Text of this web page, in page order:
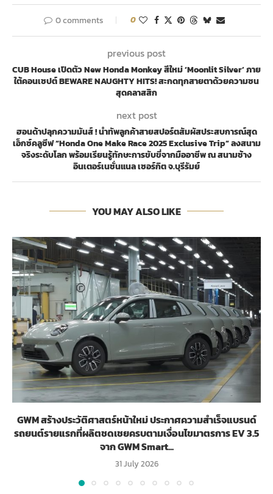
0 comments 0
previous post
CUB House เปิดตัว New Honda Monkey สีใหม่ ‘Moonlit Silver’ ภาย
ใต้คอนเซปต์ BEWARE NAUGHTY HITS! สะกดทุกสายตาด้วยความซน
สุดคลาสสิก
next post
ฮอนด้าปลุกความมันส์ ! นำทัพลูกค้าสายสปอร์ตสัมผัสประสบการณ์สุด
เอ็กซ์คลูซีฟ “Honda One Make Race 2025 Exclusive Trip” ลงสนาม
จริงระดับโลก พร้อมเรียนรู้ทักษะการขับขี่จากมืออาชีพ ณ สนามช้าง
อินเตอร์เนชั่นแนล เซอร์กิต จ.บุรีรัมย์
YOU MAY ALSO LIKE
GWM สร้างประวัติศาสตร์หน้าใหม่ ประกาศความสำเร็จแบรนด์
รถยนต์รายแรกที่ผลิตชดเชยครบตามเงื่อนไขมาตรการ EV 3.5
จาก GWM Smart...
31 July 2026